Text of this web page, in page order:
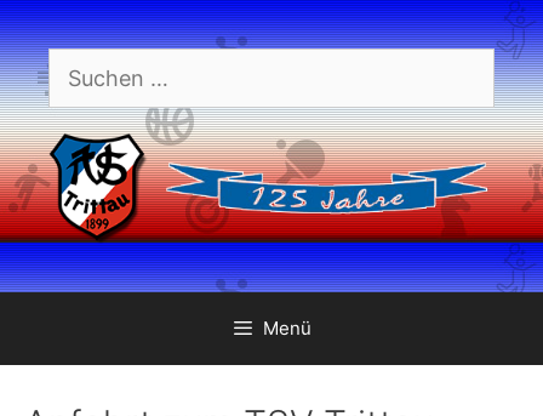
Zum
Inhalt
springen
Suchen
nach:
Menü